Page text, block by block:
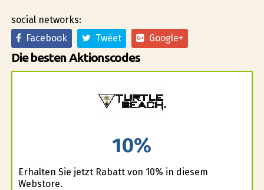
social networks:
Facebook
Tweet Google+
Die besten Aktionscodes
10%
Erhalten Sie jetzt Rabatt von 10% in diesem
Webstore.